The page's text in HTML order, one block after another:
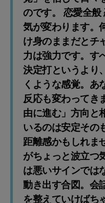
のです。 恋愛全
気が変わります。
け身のままだとチ
力は強力です。す
決定打というより
くような感覚。あ
反応も変わってき
由に進む」方向と
いるのは安定その
距離感かもしれま
がちょっと波立つ
は悪いサインでは
動き出す合図。会
を整えていけばち